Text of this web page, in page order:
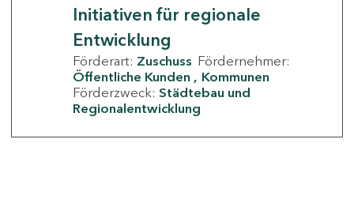
Initiativen für regionale
Entwicklung
Förderart: Zuschuss Fördernehmer:
Öffentliche Kunden
Kommunen
Förderzweck: Städtebau und
Regionalentwicklung